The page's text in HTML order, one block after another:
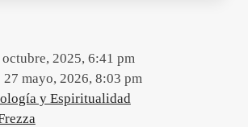
octubre, 2025, 6:41 pm
27 mayo, 2026, 8:03 pm
y Espiritualidad